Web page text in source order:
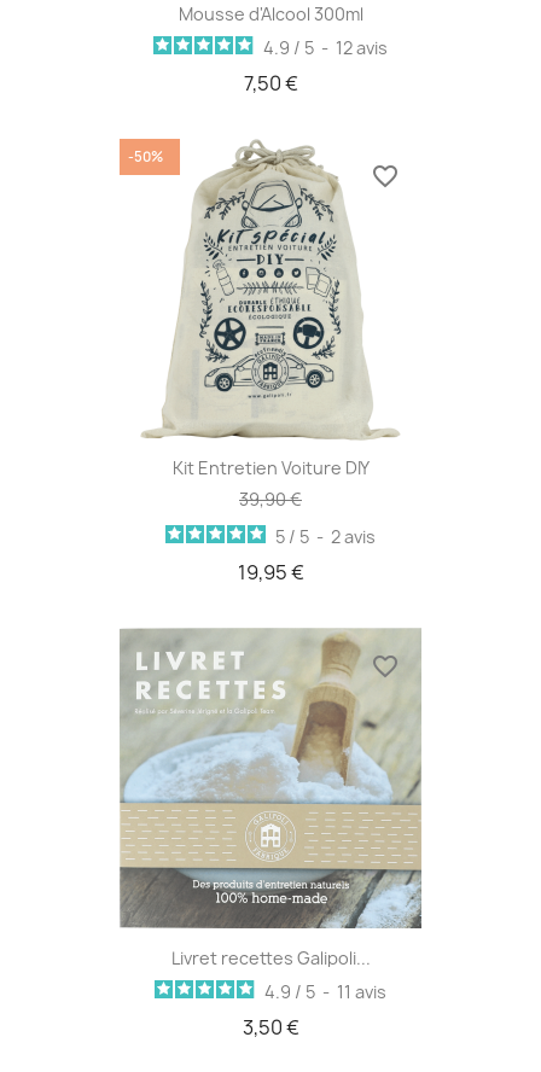
Mousse d'Alcool 300ml
4.9 / 5 - 12avis
7,50 €
Kit Entretien Voiture DIY
39,90 €
5 / 5 - 2avis
19,95 €
-50%
favorite_border
Livret recettes Galipoli...
4.9 / 5 - 11 avis
3,50 €
favorite_border